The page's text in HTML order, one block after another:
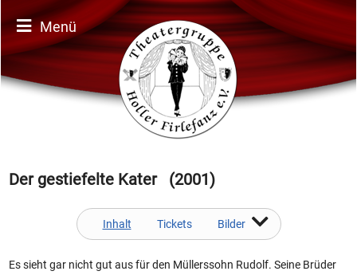
Menü
Der gestiefelte Kater (2001)
Inhalt Tickets Bilder
Es sieht gar nicht gut aus für den Müllerssohn Rudolf. Seine Brüder